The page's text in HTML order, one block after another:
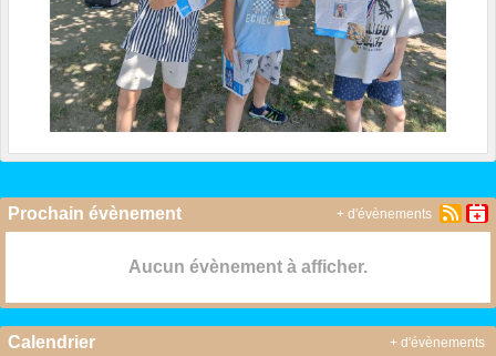
Prochain évènement
Aucun évènement à afficher.
+ d'évènements
Calendrier + d'évènements